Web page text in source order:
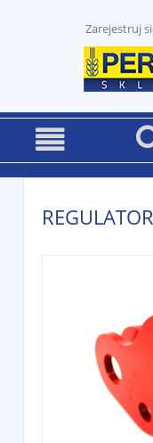
Zarejestruj